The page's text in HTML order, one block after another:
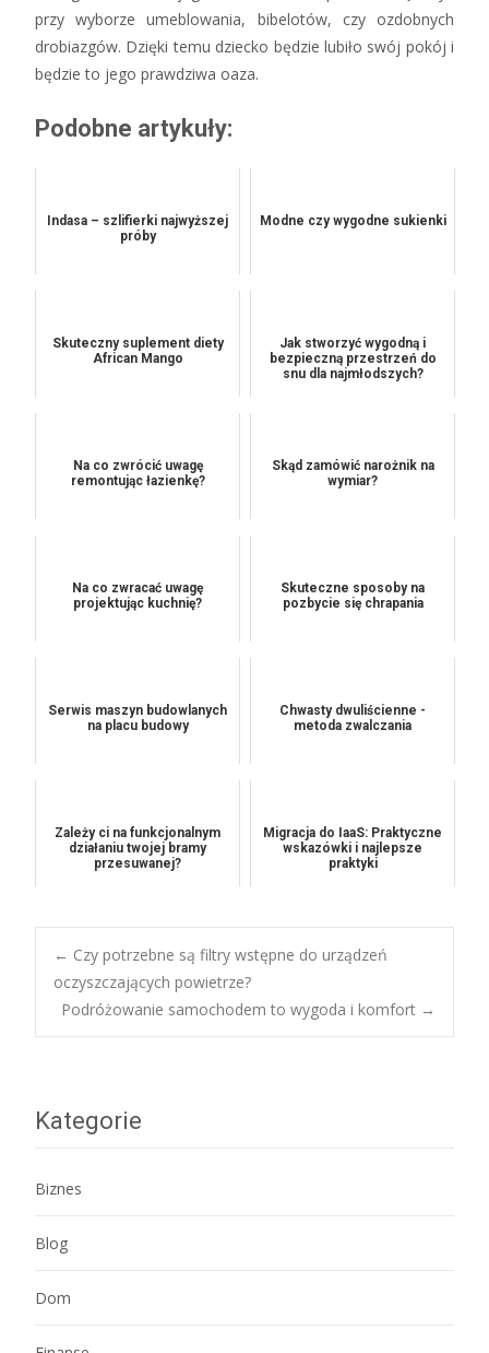
przy wyborze umeblowania, bibelotów, czy ozdobnych
drobiazgów. Dzięki temu dziecko będzie lubiło swój pokój i
będzie to jego prawdziwa oaza.
Podobne artykuły:
Indasa – szlifierki najwyższej
próby
Modne czy wygodne sukienki
Skuteczny suplement diety
African Mango
Jak stworzyć wygodną i
bezpieczną przestrzeń do
snu dla najmłodszych?
Na co zwrócić uwagę
remontując łazienkę?
Skąd zamówić narożnik na
wymiar?
Na co zwracać uwagę
projektując kuchnię?
Skuteczne sposoby na
pozbycie się chrapania
Serwis maszyn budowlanych
na placu budowy
Chwasty dwuliścienne -
metoda zwalczania
Zależy ci na funkcjonalnym
działaniu twojej bramy
przesuwanej?
Migracja do IaaS: Praktyczne
wskazówki i najlepsze
praktyki
Post
navigation
← Czy potrzebne są filtry wstępne do urządzeń
oczyszczających powietrze?
Podróżowanie samochodem to wygoda i komfort →
Kategorie
Biznes
Blog
Dom